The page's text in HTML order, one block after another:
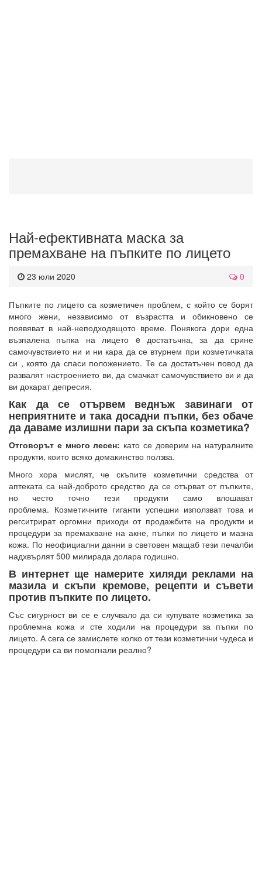
Най-ефективната маска за
премахване на пъпките по лицето
23 юли 2020 0
Пъпките по лицето са козметичен проблем, с който се борят
много жени, независимо от възрастта и обикновено се
появяват в най-неподходящото време. Понякога дори една
възпалена пъпка на лицето e достатъчна, за да срине
самочувствието ни и ни кара да се втурнем при козметичката
си , която да спаси положението. Те са достатъчен повод да
развалят настроението ви, да смачкат самочувствието ви и да
ви докарат депресия.
Как да се отървем веднъж завинаги от
неприятните и така досадни пъпки, без обаче
да даваме излишни пари за скъпа козметика?
Отговорът е много лесен: като се доверим на натуралните
продукти, които всяко домакинство ползва.
Много хора мислят, че скъпите козметични средства от
аптеката са най-доброто средство да се отърват от пъпките,
но често точно тези продукти само влошават
проблема. Козметичните гиганти успешни използват това и
регситрират оргомни приходи от продажбите на продукти и
процедури за премахване на акне, пъпки по лицето и мазна
кожа. По неофициални данни в световен мащаб тези печалби
надхвърлят 500 милирада долара годишно.
В интернет ще намерите хиляди реклами на
мазила и скъпи кремове, рецепти и съвети
против пъпките по лицето.
Със сигурност ви се е случвало да си купувате козметика за
проблемна кожа и сте ходили на процедури за пъпки по
лицето. А сега се замислете колко от тези козметични чудеса и
процедури са ви помогнали реално?